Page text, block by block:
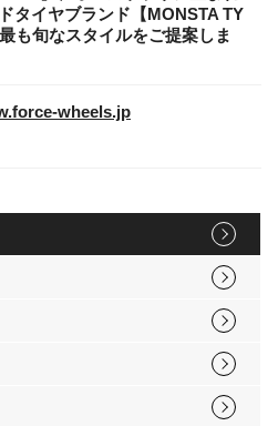
タイヤブランド【MONSTA TY
も旬なスタイルをご提案しま
wheels.jp